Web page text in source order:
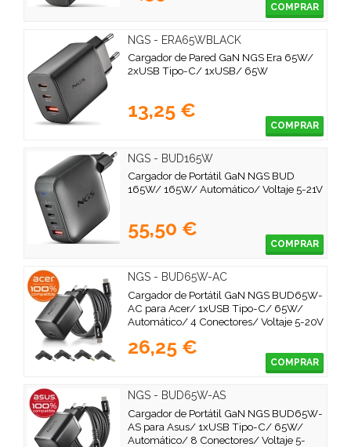
COMPRAR
NGS - ERA65WBLACK
Cargador de Pared GaN NGS Era 65W/
2xUSB Tipo-C/ 1xUSB/ 65W
13,25 €
COMPRAR
NGS - BUD165W
Cargador de Portátil GaN NGS BUD
165W/ 165W/ Automático/ Voltaje 5-21V
55,50 €
COMPRAR
NGS - BUD65W-AC
Cargador de Portátil GaN NGS BUD65W-
AC para Acer/ 1xUSB Tipo-C/ 65W/
Automático/ 4 Conectores/ Voltaje 5-20V
26,25 €
COMPRAR
NGS - BUD65W-AS
Cargador de Portátil GaN NGS BUD65W-
AS para Asus/ 1xUSB Tipo-C/ 65W/
Automático/ 8 Conectores/ Voltaje 5-